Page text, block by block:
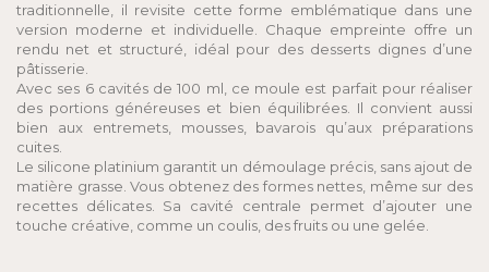
traditionnelle, il revisite cette forme emblématique dans une
version moderne et individuelle. Chaque empreinte offre un
rendu net et structuré, idéal pour des desserts dignes d’une
pâtisserie.
Avec ses 6 cavités de 100 ml, ce moule est parfait pour réaliser
des portions généreuses et bien équilibrées. Il convient aussi
bien aux entremets, mousses, bavarois qu’aux préparations
cuites.
Le silicone platinium garantit un démoulage précis, sans ajout de
matière grasse. Vous obtenez des formes nettes, même sur des
recettes délicates. Sa cavité centrale permet d’ajouter une
touche créative, comme un coulis, des fruits ou une gelée.